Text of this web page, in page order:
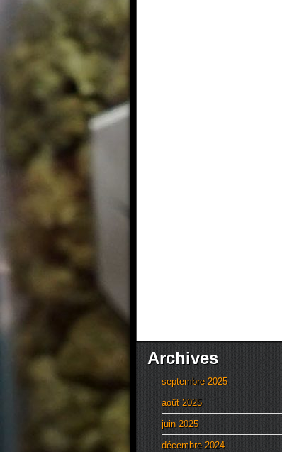
Archives
septembre 2025
août 2025
juin 2025
décembre 2024